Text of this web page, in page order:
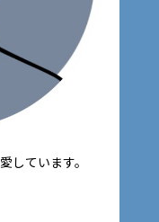
しています。